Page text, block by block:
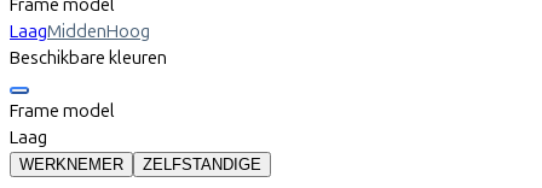
Frame model
LaagMiddenHoog
Beschikbare kleuren
Frame model
Laag
WERKNEMER ZELFSTANDIGE